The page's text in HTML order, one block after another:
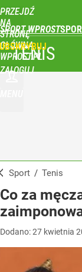
PRZEJDŹ
NA
STRONĘ
GŁÓWNĄ
WPROST.PL
SPORT WPROST
ZALOGUJ
TENIS
Sport / Tenis
Co za
Dodano:27 kwietnia